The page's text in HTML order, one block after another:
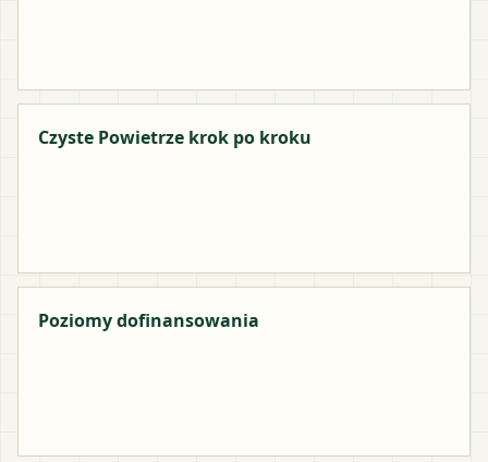
Czyste Powietrze krok po kroku
Poziomy dofinansowania